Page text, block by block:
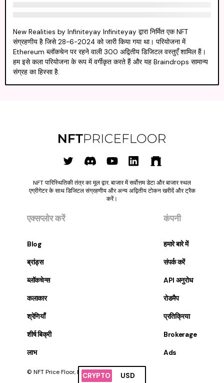
CRYPTO USD
New Realities by Infiniteyay Infiniteyay द्वारा निर्मित एक NFT
संग्रहणीय है जिसे 28-6-2024 को जारी किया गया था। परियोजना में
Ethereum ब्लॉकचेन पर रहने वाली 300 अद्वितीय डिजिटल वस्तुएँ शामिल हैं।
हम इसे कला परियोजना के रूप में वर्गीकृत करते हैं और यह Braindrops सामान्य
संग्रह का हिस्सा है.
NFT पारिस्थितिकी तंत्र का मूल द्वार. बाजार में सर्वोत्तम डेटा और बाजार स्थल
एग्रीगेटर के साथ डिजिटल संग्रहणीय और अन्य अद्वितीय टोकन खरीदें और ट्रैक
करें।
एक्सप्लोर करें
Blog
ब्रांड्स
ब्लॉकचेन्स
कलाकार
श्रेणियाँ
शीर्ष बिक्री
लाभ
कंपनी
हमारे बारे में
संपर्क करें
API अनुरोध
रोडमैप
प्रतिक्रिया
Brokerage
Ads
© NFT Price Floor, Inc. सर्वाधिकार सुरक्षित।